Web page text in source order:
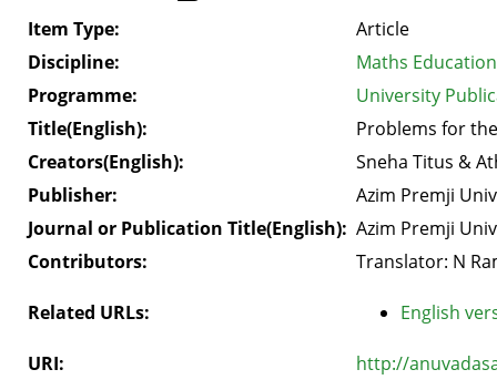
Item Type:
Article
Discipline:
Maths Education
Programme:
University
Title(English):
Problems for
Creators(English):
Sneha Titus &
Publisher:
Azim Premji
Journal or Publication Title(English): Azim Premji
Contributors:
Translator: N
Related URLs: English
URI: http://